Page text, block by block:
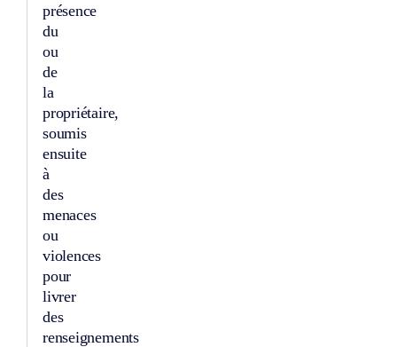
présence
du
ou
de
la
propriétaire,
soumis
ensuite
à
des
menaces
ou
violences
pour
livrer
des
renseignements